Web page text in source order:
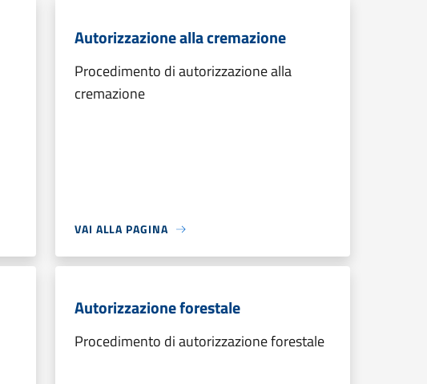
Autorizzazione alla cremazione
Procedimento di autorizzazione alla
cremazione
VAI ALLA PAGINA
Autorizzazione forestale
Procedimento di autorizzazione forestale